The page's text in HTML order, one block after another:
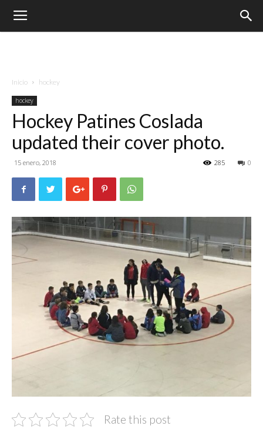
Inicio hockey
hockey
Hockey Patines Coslada
updated their cover photo.
15 enero, 2018 0
285
Rate this post